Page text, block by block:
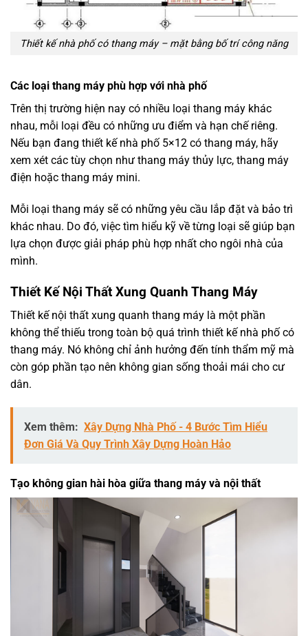
Thiết kế nhà phố có thang máy – mặt bằng bố trí công năng
Các loại thang máy phù hợp với nhà phố
Trên thị trường hiện nay có nhiều loại thang máy khác
nhau, mỗi loại đều có những ưu điểm và hạn chế riêng.
Nếu bạn đang thiết kế nhà phố 5×12 có thang máy, hãy
xem xét các tùy chọn như thang máy thủy lực, thang máy
điện hoặc thang máy mini.
Mỗi loại thang máy sẽ có những yêu cầu lắp đặt và bảo trì
khác nhau. Do đó, việc tìm hiểu kỹ về từng loại sẽ giúp bạn
lựa chọn được giải pháp phù hợp nhất cho ngôi nhà của
mình.
Thiết Kế Nội Thất Xung Quanh Thang Máy
Thiết kế nội thất xung quanh thang máy là một phần
không thể thiếu trong toàn bộ quá trình thiết kế nhà phố có
thang máy. Nó không chỉ ảnh hưởng đến tính thẩm mỹ mà
còn góp phần tạo nên không gian sống thoải mái cho cư
dân.
Xem thêm: Xây Dựng Nhà Phố - 4 Bước Tìm Hiểu
Đơn Giá Và Quy Trình Xây Dựng Hoàn Hảo
Tạo không gian hài hòa giữa thang máy và nội thất